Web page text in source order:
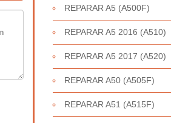
REPARAR A5 (A500F)
REPARAR A5 2016 (A510)
REPARAR A5 2017 (A520)
REPARAR A50 (A505F)
REPARAR A51 (A515F)